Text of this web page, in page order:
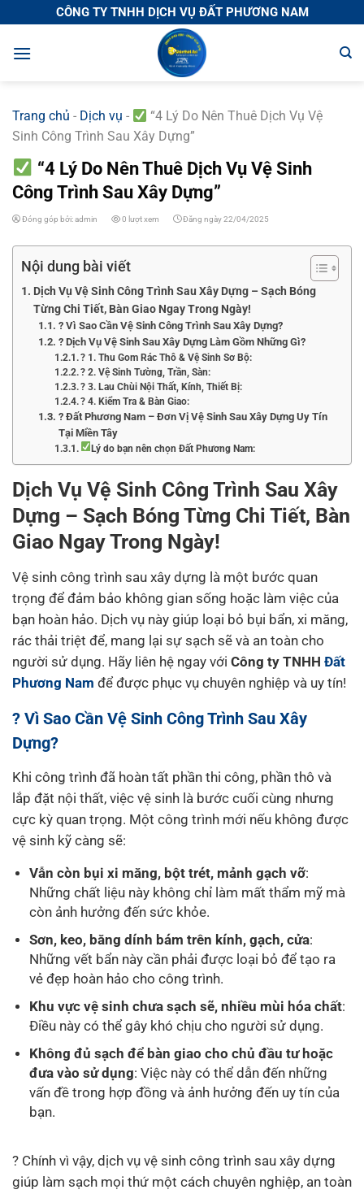
đến
nội
CÔNG TY TNHH DỊCH VỤ ĐẤT PHƯƠNG NAM
Trang chủ - Dịch vụ -
“4 Lý Do Nên Thuê Dịch Vụ Vệ
Sinh Công Trình Sau Xây Dựng”
“4 Lý Do Nên Thuê Dịch Vụ Vệ Sinh
Công Trình Sau Xây Dựng”
Đóng góp bởi: admin 0 lượt xem Đăng ngày 22/04/2025
Nội dung bài viết
Dịch Vụ Vệ Sinh Công Trình Sau Xây Dựng – Sạch Bóng
Từng Chi Tiết, Bàn Giao Ngay Trong Ngày!
?️ Vì Sao Cần Vệ Sinh Công Trình Sau Xây Dựng?
? Dịch Vụ Vệ Sinh Sau Xây Dựng Làm Gồm Những Gì?
? 1. Thu Gom Rác Thô & Vệ Sinh Sơ Bộ:
? 2. Vệ Sinh Tường, Trần, Sàn:
? 3. Lau Chùi Nội Thất, Kính, Thiết Bị:
? 4. Kiểm Tra & Bàn Giao:
? Đất Phương Nam – Đơn Vị Vệ Sinh Sau Xây Dựng Uy Tín
Tại Miền Tây
Lý do bạn nên chọn Đất Phương Nam:
Dịch Vụ Vệ Sinh Công Trình Sau Xây
Dựng – Sạch Bóng Từng Chi Tiết, Bàn
Giao Ngay Trong Ngày!
Vệ sinh công trình sau xây dựng là một bước quan
trọng để đảm bảo không gian sống hoặc làm việc của
bạn hoàn hảo. Dịch vụ này giúp loại bỏ bụi bẩn, xi măng,
rác thải triệt để, mang lại sự sạch sẽ và an toàn cho
người sử dụng. Hãy liên hệ ngay với Công ty TNHH Đất
Phương Nam để được phục vụ chuyên nghiệp và uy tín!
?️ Vì Sao Cần Vệ Sinh Công Trình Sau Xây
Dựng?
Khi công trình đã hoàn tất phần thi công, phần thô và
lắp đặt nội thất, việc vệ sinh là bước cuối cùng nhưng
cực kỳ quan trọng. Một công trình mới nếu không được
vệ sinh kỹ càng sẽ:
Vẫn còn bụi xi măng, bột trét, mảnh gạch vỡ:
Những chất liệu này không chỉ làm mất thẩm mỹ mà
còn ảnh hưởng đến sức khỏe.
Sơn, keo, băng dính bám trên kính, gạch, cửa:
Những vết bẩn này cần phải được loại bỏ để tạo ra
vẻ đẹp hoàn hảo cho công trình.
Khu vực vệ sinh chưa sạch sẽ, nhiều mùi hóa chất:
Điều này có thể gây khó chịu cho người sử dụng.
Không đủ sạch để bàn giao cho chủ đầu tư hoặc
đưa vào sử dụng: Việc này có thể dẫn đến những
vấn đề trong hợp đồng và ảnh hưởng đến uy tín của
bạn.
? Chính vì vậy, dịch vụ vệ sinh công trình sau xây dựng
giúp làm sạch mọi thứ một cách chuyên nghiệp, an toàn